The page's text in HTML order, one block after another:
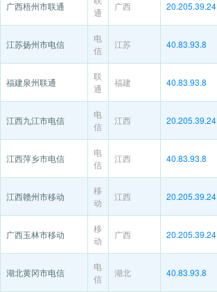
广西梧州市联通
通
广西 20.205.39.24
江苏扬州市电信
电
信
江苏 40.83.93.8
福建泉州联通
联
通
福建 40.83.93.8
江西九江市电信
电
信
江西 20.205.39.24
江西萍乡市电信
电
信
江西 40.83.93.8
江西赣州市移动
移
动
江西 20.205.39.24
广西玉林市移动
移
动
广西 20.205.39.24
湖北黄冈市电信
电
信
湖北 40.83.93.8